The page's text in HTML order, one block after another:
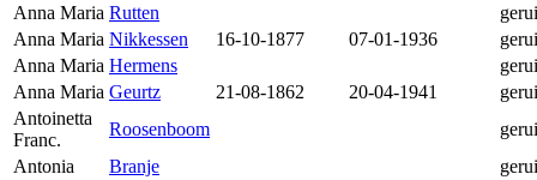
Anna Maria Rutten
Anna Maria Nikkessen 16-10-1877 07-01-1936
Anna Maria Hermens
Anna Maria Geurtz 21-08-1862 20-04-1941
Antoinetta
Franc.
Roosenboom
Antonia
Branje